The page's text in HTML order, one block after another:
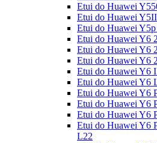
Etui do Huawei
Etui do Huawei
Etui do Huawei
Etui do Huawei Y6
Etui do Huawei Y6
Etui do Huawei Y6
Etui do Huawei Y6
Etui do Huawei Y6
Etui do Huawei Y6
Etui do Huawei Y6
Etui do Huawei Y6
Etui do Huawei Y6
L22